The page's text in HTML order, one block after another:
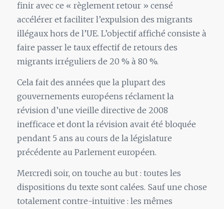
finir avec ce « règlement retour » censé
accélérer et faciliter l’expulsion des migrants
illégaux hors de l’UE. L’objectif affiché consiste à
faire passer le taux effectif de retours des
migrants irréguliers de 20 % à 80 %.
Cela fait des années que la plupart des
gouvernements européens réclament la
révision d’une vieille directive de 2008
inefficace et dont la révision avait été bloquée
pendant 5 ans au cours de la législature
précédente au Parlement européen.
Mercredi soir, on touche au but : toutes les
dispositions du texte sont calées. Sauf une chose
totalement contre-intuitive : les mêmes